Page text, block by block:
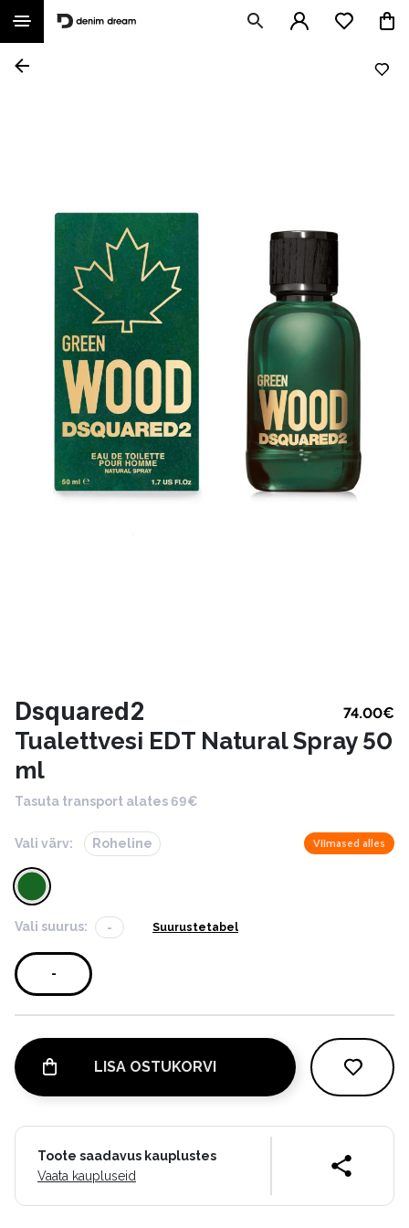
Dsquared2 74.00€
Tualettvesi EDT Natural Spray 50
ml
Tasuta transport alates 69€
Vali värv: Roheline Viimased alles
Vali suurus: - Suurustetabel
-
LISA OSTUKORVI
Toote saadavus kauplustes
Vaata kaupluseid